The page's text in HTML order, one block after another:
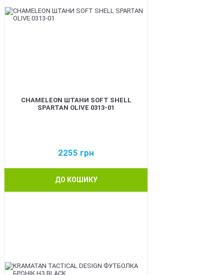
CHAMELEON ШТАНИ SOFT SHELL
SPARTAN OLIVE 0313-01
2255 грн
ДО КОШИКУ